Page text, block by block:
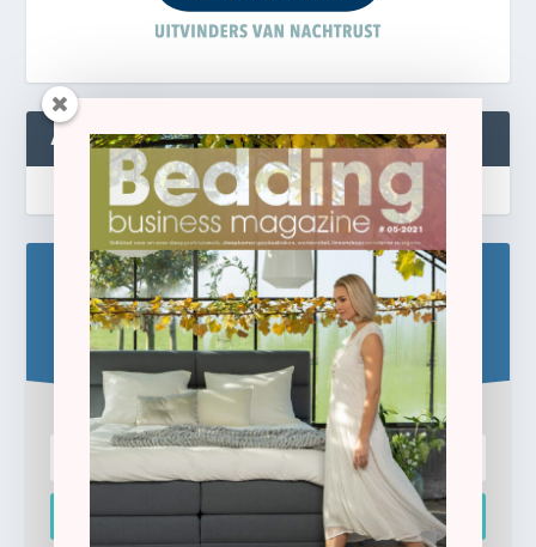
ABONNEREN
Blijf op de hoogte!
Schrijf u hier in voor de gratis e-newsletter.
Inschrijven